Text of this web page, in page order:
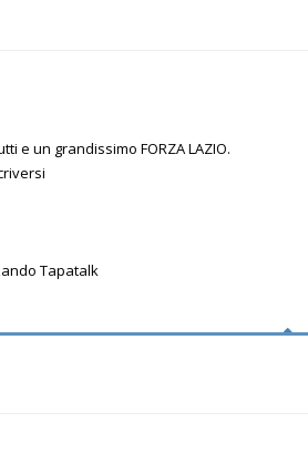
e un grandissimo FORZA LAZIO.
Tapatalk